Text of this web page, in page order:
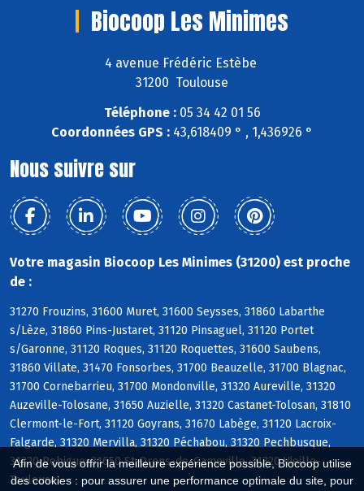
Afin de vous offrir la meilleure expérience possible, Biocoop utilise
des cookies : pour assurer une performance optimale du site, pour
Biocoop Les Minimes
4 avenue Frédéric Estèbe
31200 Toulouse
Téléphone :05 34 42 01 56
Coordonnées GPS : 43,618409 ° , 1,436926 °
Nous suivre sur
Votre magasin Biocoop Les Minimes (31200) est proche
de :
31270 Frouzins, 31600 Muret, 31600 Seysses, 31860 Labarthe
s/Lèze, 31860 Pins-Justaret, 31120 Pinsaguel, 31120 Portet
s/Garonne, 31120 Roques, 31120 Roquettes, 31600 Saubens,
31860 Villate, 31470 Fonsorbes, 31700 Beauzelle, 31700 Blagnac,
31700 Cornebarrieu, 31700 Mondonville, 31320 Aureville, 31320
Auzeville-Tolosane, 31650 Auzielle, 31320 Castanet-Tolosan, 31810
Clermont-le-Fort, 31120 Goyrans, 31670 Labège, 31120 Lacroix-
Falgarde, 31320 Mervilla, 31320 Péchabou, 31320 Pechbusque,
31320 Rebigue, 31650 St-Orens-de-Gameville, 31320 Vieille-
Toulouse